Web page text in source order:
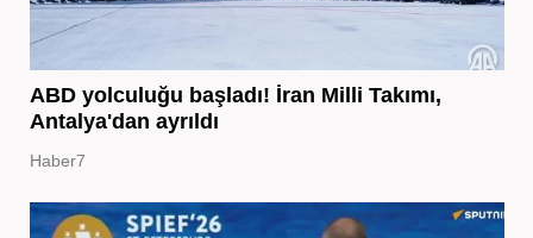
ABD yolculuğu başladı! İran Milli Takımı,
Antalya'dan ayrıldı
Haber7